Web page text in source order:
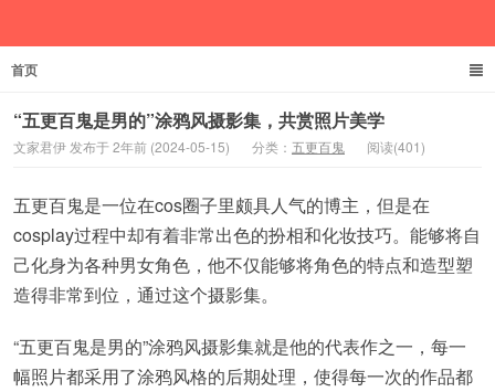
首页
“五更百鬼是男的”涂鸦风摄影集，共赏照片美学
文家君伊 发布于 2年前 (2024-05-15) 分类： 五更百鬼 阅读(401)
五更百鬼是一位在cos圈子里颇具人气的博主，但是在
cosplay过程中却有着非常出色的扮相和化妆技巧。能够将自
己化身为各种男女角色，他不仅能够将角色的特点和造型塑
造得非常到位，通过这个摄影集。
“五更百鬼是男的”涂鸦风摄影集就是他的代表作之一，每一
幅照片都采用了涂鸦风格的后期处理，使得每一次的作品都